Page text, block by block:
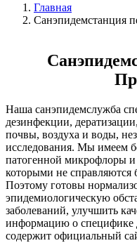
Главная
Санэпидемстанция
Наша санэпидемслужба
дезинфекции,
почвы, воздуха и воды,
исследования. Мы имеем
патогенной микрофлоры и
которыми не справляются
Поэтому готовы
эпидемиологическую
заболеваний, улучшить
информацию о
содержит официальный